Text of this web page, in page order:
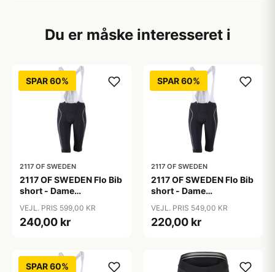
Du er måske interesseret i
SPAR 60%
2117 OF SWEDEN
2117 OF SWEDEN Flo Bib
short - Dame
Sort - Str. 36
VEJL. PRIS 599,00 KR
240,00 kr
SPAR 60%
2117 OF SWEDEN
2117 OF SWEDEN Flo Bib
short - Dame
Sort - Str. 38
VEJL. PRIS 549,00 KR
220,00 kr
SPAR 60%